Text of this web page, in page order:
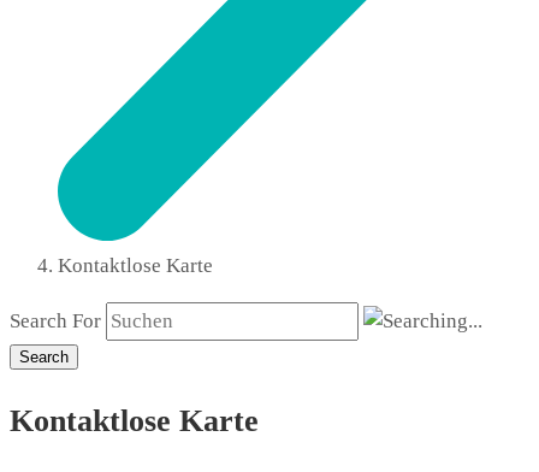
Kontaktlose Karte
Search For
Search
Kontaktlose Karte